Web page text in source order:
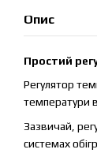
Опис
Простий
Регулятор
температури
Зазвичай,
системах